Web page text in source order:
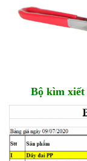
Bộ kìm xiết